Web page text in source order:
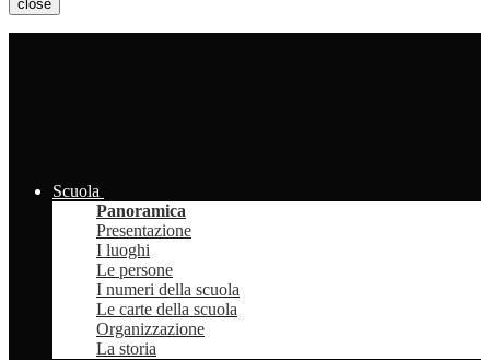
close
Scuola
Panoramica
Presentazione
I luoghi
Le persone
I numeri della scuola
Le carte della scuola
Organizzazione
La storia